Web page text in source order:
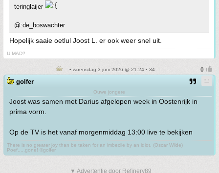
teringlaijer
@:de_boswachter
Hopelijk saaie oetlul Joost L. er ook weer snel uit.
U MAD?
• woensdag 3 juni 2026 @ 21:24 • 34
golfer
Ouwe jongere
Joost was samen met Darius afgelopen week in Oostenrijk in
prima vorm.
Op de TV is het vanaf morgenmiddag 13:00 live te bekijken
There is no greater joy than be taken for an imbecile by an idiot. (Oscar Wilde)
Poef.....gone! ©golfer
▼ Advertentie door Refinery89